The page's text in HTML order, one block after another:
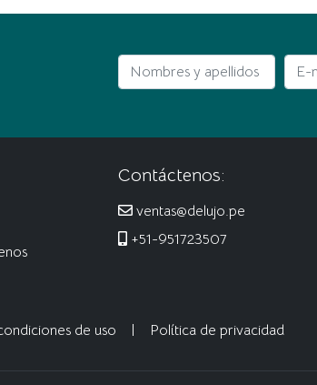
Nombres y apellidos E-mail
Contáctenos:
ventas@delujo.pe
+51-951723507
de uso Política de privacidad